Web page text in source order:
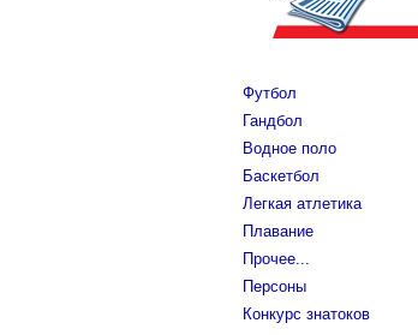
Футбол
Гандбол
Водное поло
Баскетбол
Легкая атлетика
Плавание
Прочее...
Персоны
Конкурс знатоков